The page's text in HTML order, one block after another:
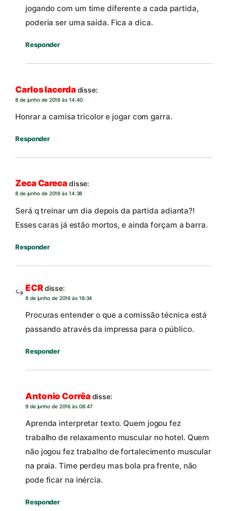
jogando com um time diferente a cada partida,
poderia ser uma saída. Fica a dica.
Responder
Carlos lacerdadisse:
8 de junho de 2016 às 14:40
Honrar a camisa tricolor e jogar com garra.
Responder
Zeca Carecadisse:
8 de junho de 2016 às 14:38
Será q treinar um dia depois da partida adianta?!
Esses caras já estão mortos, e ainda forçam a barra.
Responder
ECRdisse:
8 de junho de 2016 às 16:34
Procuras entender o que a comissão técnica está
passando através da impressa para o público.
Responder
Antonio Corrêadisse:
9 de junho de 2016 às 08:47
Aprenda interpretar texto. Quem jogou fez
trabalho de relaxamento muscular no hotel. Quem
não jogou fez trabalho de fortalecimento muscular
na praia. Time perdeu mas bola pra frente, não
pode ficar na inércia.
Responder